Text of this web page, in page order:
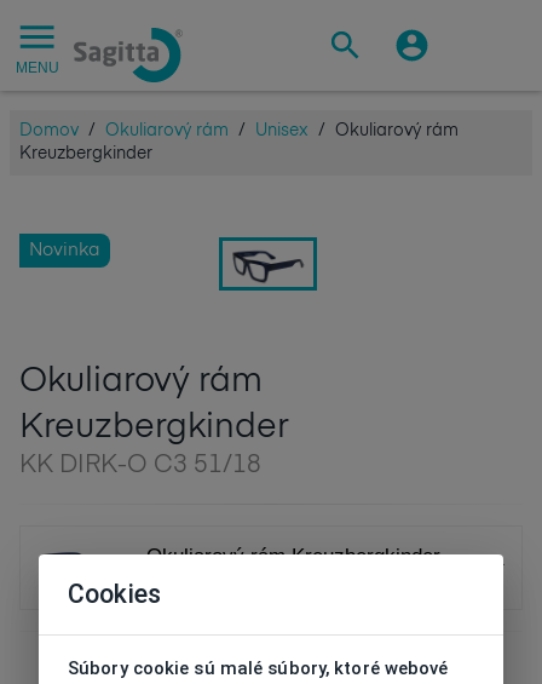
MENU
Domov / Okuliarový rám / Unisex /
Okuliarový rám
Kreuzbergkinder
Novinka
Okuliarový rám
Kreuzbergkinder
KK DIRK-O C3 51/18
Okuliarový rám Kreuzbergkinder
Cookies
Súbory cookie sú malé súbory, ktoré webové